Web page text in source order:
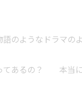
のようなドラマの
てあるの？ 本当